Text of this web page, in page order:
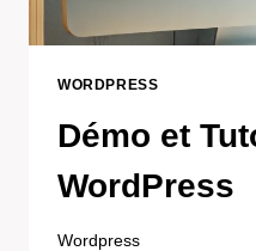
WORDPRESS
Démo et
WordPress
Wordpress